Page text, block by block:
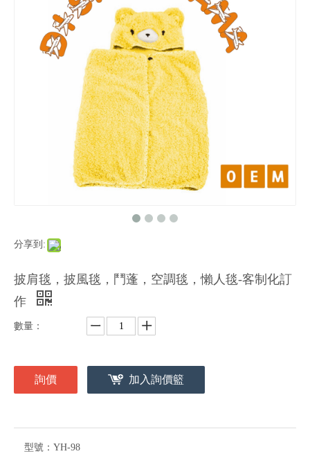
分享到:
披肩毯，披風毯，鬥蓬，空調毯，懶人毯-客制化訂
作
數量：
詢價 加入詢價籃
型號： YH-98